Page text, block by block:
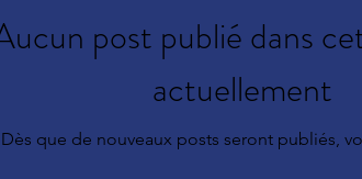
post publié dans
actuellement
Dès que de nouveaux posts seront publiés,